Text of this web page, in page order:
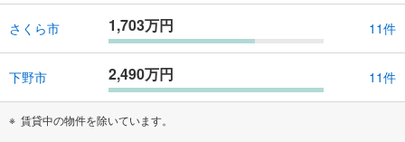
さくら市 1,703万円 11件
下野市 2,490万円 11件
賃貸中の物件を除いています。